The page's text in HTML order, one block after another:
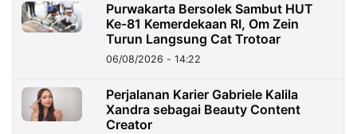
Purwakarta Bersolek Sambut HUT
Ke-81 Kemerdekaan RI, Om Zein
Turun Langsung Cat Trotoar
06/08/2026 - 14:22
Perjalanan Karier Gabriele Kalila
Xandra sebagai Beauty Content
Creator